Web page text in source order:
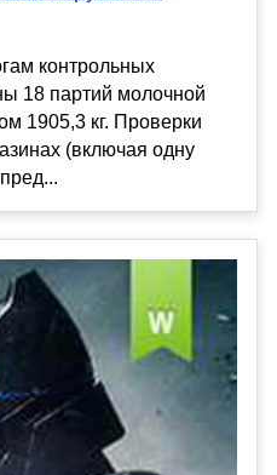
контрольных
18 партий молочной
1905,3 кг. Проверки
(включая одну